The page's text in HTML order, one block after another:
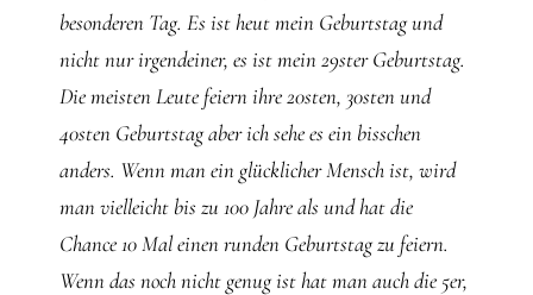
besonderen Tag. Es ist heut mein Geburtstag und
nicht nur irgendeiner, es ist mein 29ster Geburtstag.
Die meisten Leute feiern ihre 20sten, 30sten und
40sten Geburtstag aber ich sehe es ein bisschen
anders. Wenn man ein glücklicher Mensch ist, wird
man vielleicht bis zu 100 Jahre als und hat die
Chance 10 Mal einen runden Geburtstag zu feiern.
Wenn das noch nicht genug ist hat man auch die 5er,